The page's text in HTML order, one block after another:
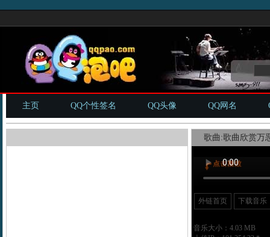
主页 QQ个性签名 QQ头像 QQ网名
歌曲:歌曲欣赏万
外链首页 下载音乐
音乐大小：4.03 MB